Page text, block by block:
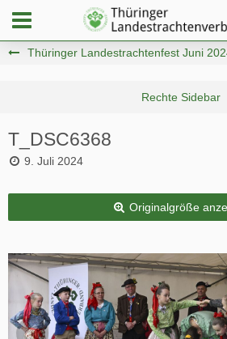
Thüringer Landestrachtenfest Juni
T_DSC6368
9. Juli 2024
Originalgröße